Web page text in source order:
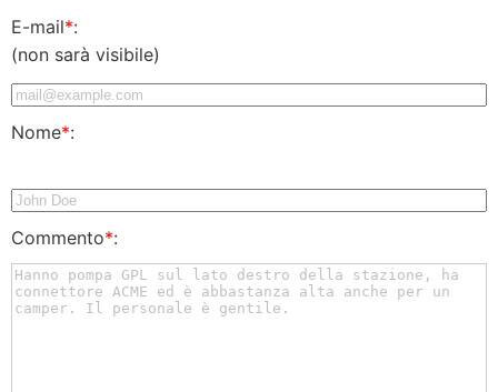
E-mail*:
(non sarà visibile)
Nome*:
Commento*: